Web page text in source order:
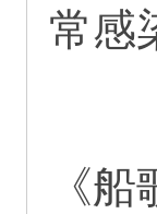
常感
《